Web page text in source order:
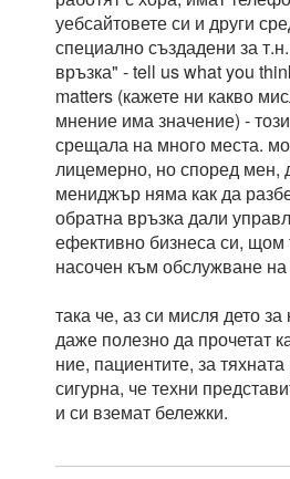
уебсайтовете си и други
специално създадени за
връзка" - tell us what you
matters (кажете ни какво
мнение има значение) -
срещала на много места.
лицемерно, но според мен,
мениджър няма как да
обратна връзка дали
ефективно бизнеса си, щом
насочен към обслужване на
така че, аз си мисля дето за
даже полезно да прочетат
ние, пациентите, за
сигурна, че техни
и си вземат бележки.